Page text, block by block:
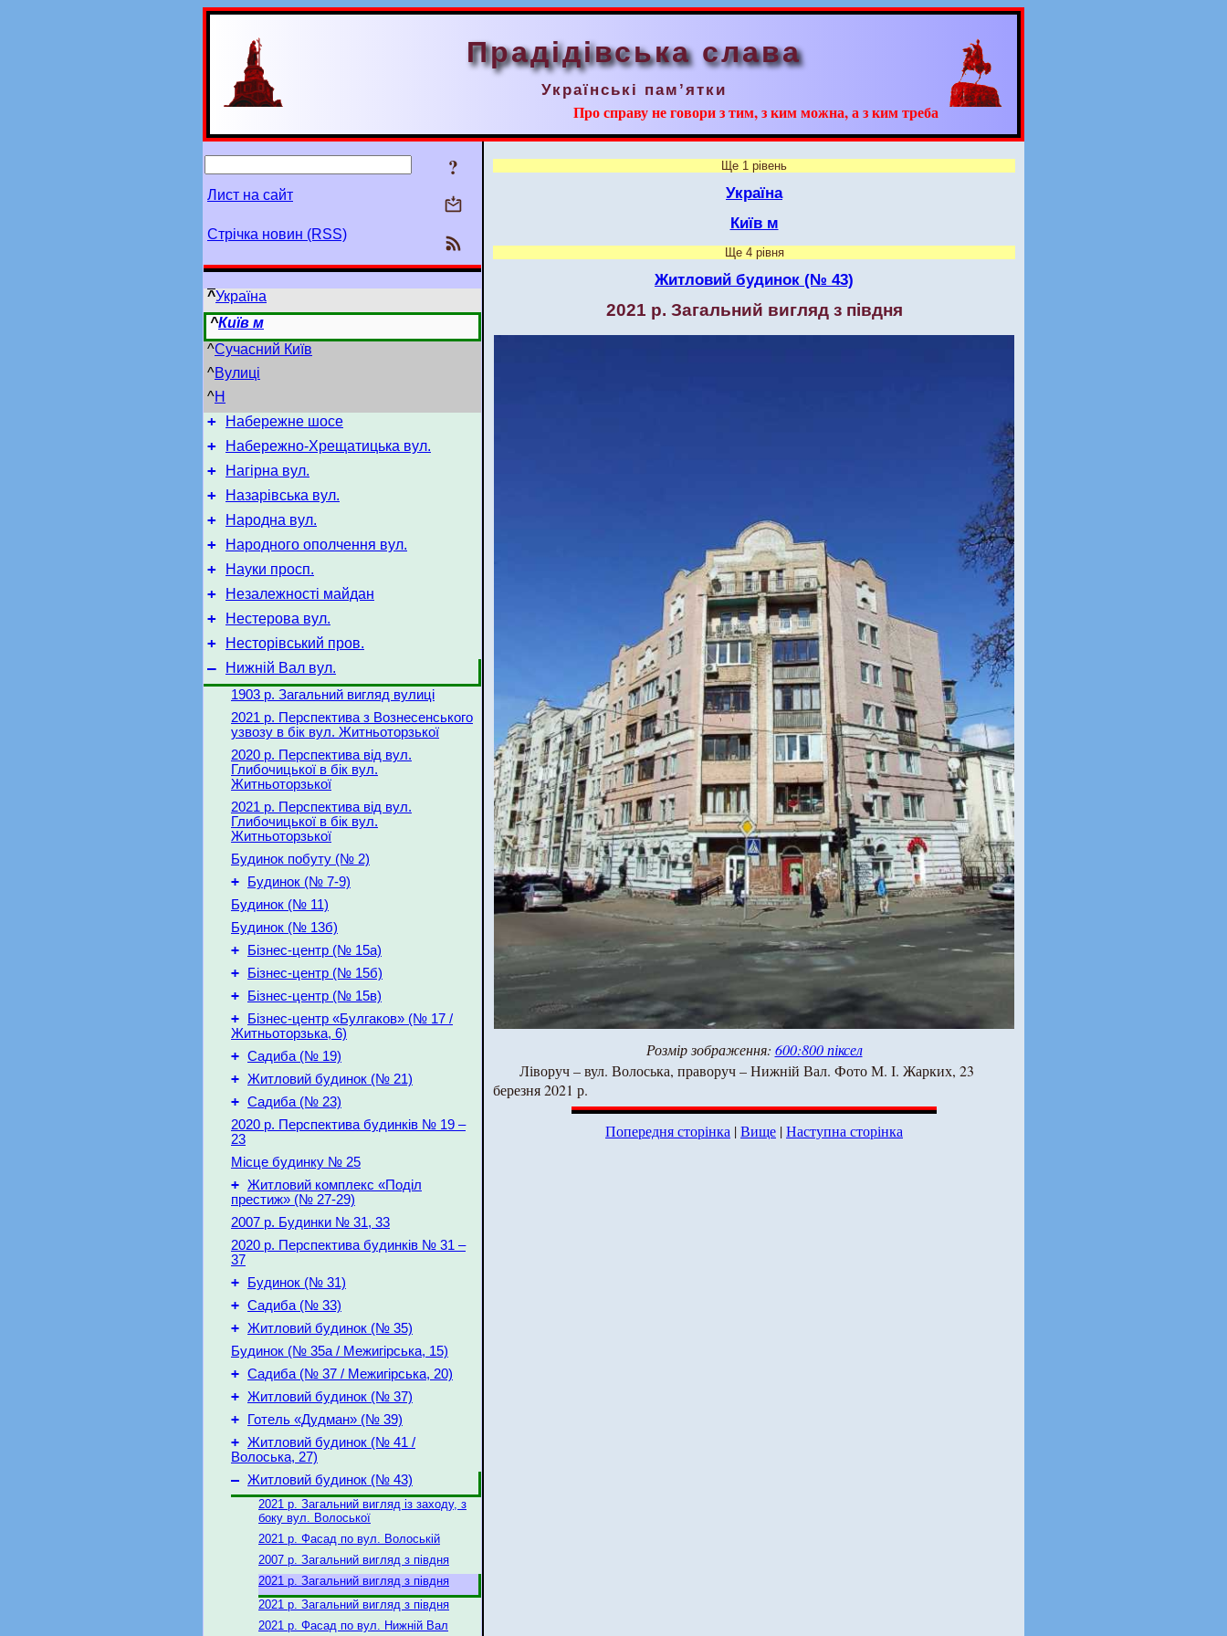
Прадідівська слава
Українські пам’ятки
Про справу не говори з тим, з ким можна, а з ким треба
?
Лист на сайт
Стрічка новин (RSS)
^Україна
^Київ м
^Сучасний Київ
^Вулиці
^Н
+ Набережне шосе
+ Набережно-Хрещатицька вул.
+ Нагірна вул.
+ Назарівська вул.
+ Народна вул.
+ Народного ополчення вул.
+ Науки просп.
+ Незалежності майдан
+ Нестерова вул.
+ Несторівський пров.
– Нижній Вал вул.
1903 р. Загальний вигляд вулиці
2021 р. Перспектива з Вознесенського
узвозу в бік вул. Житньоторзької
2020 р. Перспектива від вул.
Глибочицької в бік вул.
Житньоторзької
2021 р. Перспектива від вул.
Глибочицької в бік вул.
Житньоторзької
Будинок побуту (№ 2)
+
Будинок (№ 7-9)
Будинок (№ 11)
Будинок (№ 13б)
+ Бізнес-центр (№ 15а)
+ Бізнес-центр (№ 15б)
+ Бізнес-центр (№ 15в)
+
Бізнес-центр «Булгаков» (№ 17 /
Житньоторзька, 6)
+ Садиба (№ 19)
+ Житловий будинок (№ 21)
+ Садиба (№ 23)
2020 р. Перспектива будинків № 19 –
23
Місце будинку № 25
+ Житловий комплекс «Поділ
престиж» (№ 27-29)
2007 р. Будинки № 31, 33
2020 р. Перспектива будинків № 31 –
37
+ Будинок (№ 31)
+ Садиба (№ 33)
+ Житловий будинок (№ 35)
Будинок (№ 35а / Межигірська, 15)
+ Садиба (№ 37 / Межигірська, 20)
+ Житловий будинок (№ 37)
+ Готель «Дудман» (№ 39)
+ Житловий будинок (№ 41 /
Волоська, 27)
– Житловий будинок (№ 43)
2021 р. Загальний вигляд із заходу, з
боку вул. Волоської
2021 р. Фасад по вул. Волоській
2007 р. Загальний вигляд з півдня
2021 р. Загальний вигляд з півдня
2021 р. Загальний вигляд з півдня
2021 р. Фасад по вул. Нижній Вал
Ще 1 рівень
Україна
Київ м
Ще 4 рівня
Житловий будинок (№ 43)
2021 р. Загальний вигляд з півдня
Розмір зображення: 600:800 піксел
Ліворуч – вул. Волоська, праворуч – Нижній Вал. Фото М. І. Жарких, 23
березня 2021 р.
Попередня сторінка |Вище |Наступна сторінка